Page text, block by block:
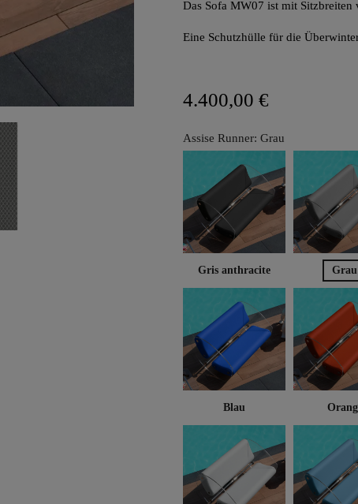
Das Sofa MW07 ist mit
Eine Schutzhülle für die
4.400,00 €
Assise Runner: Grau
Gris anthracite Grau
Blau